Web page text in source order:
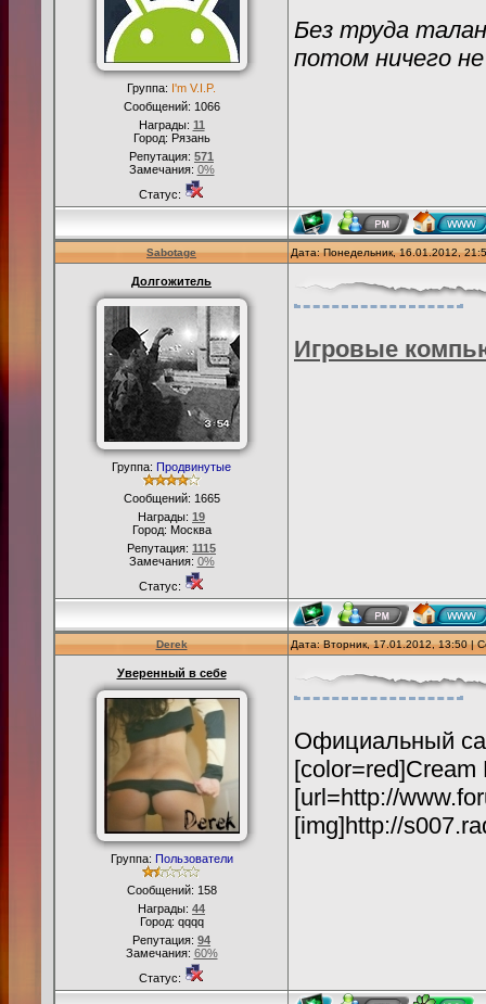
Группа: I'm V.I.P.
Сообщений: 1066
Награды: 11
Город: Рязань
Репутация: 571
Замечания: 0%
Статус:
Без труда
потом ничего
Sabotage Дата: Понедельник, 16.01.2012,
Долгожитель
Группа: Продвинутые
Сообщений: 1665
Награды: 19
Город: Москва
Репутация: 1115
Замечания: 0%
Статус:
Игровые
Derek Дата: Вторник, 17.01.2012, 13:50 |
Уверенный в себе
Группа: Пользователи
Сообщений: 158
Награды: 44
Город: qqqq
Репутация: 94
Замечания: 60%
Статус:
Официальный
[url=http://
[img]http://